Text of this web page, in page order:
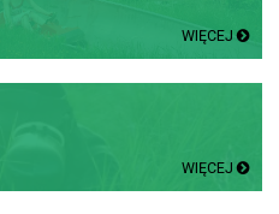
WIĘCEJ
WIĘCEJ